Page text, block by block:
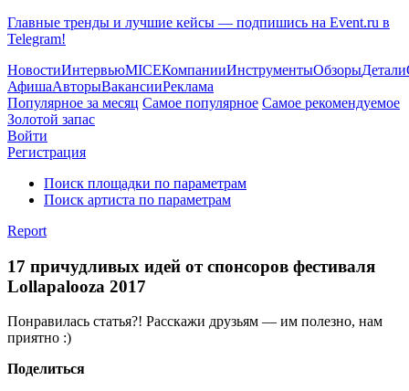
Главные тренды и лучшие кейсы — подпишись на Event.ru в
Telegram!
НовостиИнтервьюMICEКомпанииИнструментыОбзорыДетали
АфишаАвторыВакансииРеклама
Популярное за месяц Самое популярное Самое рекомендуемое
Золотой запас
Войти
Регистрация
Поиск площадки по параметрам
Поиск артиста по параметрам
Report
17 причудливых идей от спонсоров фестиваля
Lollapalooza 2017
Понравилась статья?! Расскажи друзьям — им полезно, нам
приятно :)
Поделиться